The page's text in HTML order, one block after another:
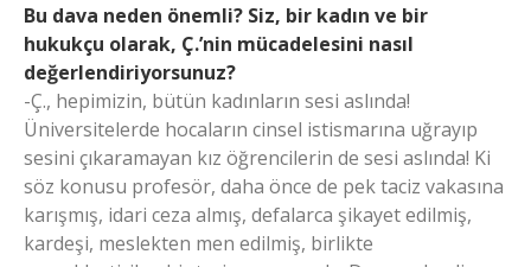
Bu dava neden önemli? Siz, bir kadın ve bir
hukukçu olarak, Ç.’nin mücadelesini nasıl
değerlendiriyorsunuz?
-Ç., hepimizin, bütün kadınların sesi aslında!
Üniversitelerde hocaların cinsel istismarına uğrayıp
sesini çıkaramayan kız öğrencilerin de sesi aslında! Ki
söz konusu profesör, daha önce de pek taciz vakasına
karışmış, idari ceza almış, defalarca şikayet edilmiş,
kardeşi, meslekten men edilmiş, birlikte